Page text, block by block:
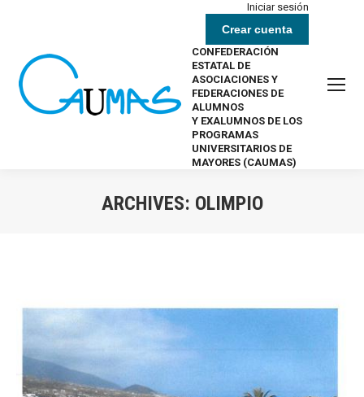
Iniciar sesión
Crear cuenta
CONFEDERACIÓN
ESTATAL DE
ASOCIACIONES Y
FEDERACIONES DE
ALUMNOS
Y EXALUMNOS DE LOS
PROGRAMAS
UNIVERSITARIOS DE
MAYORES (CAUMAS)
ARCHIVES: OLIMPIO